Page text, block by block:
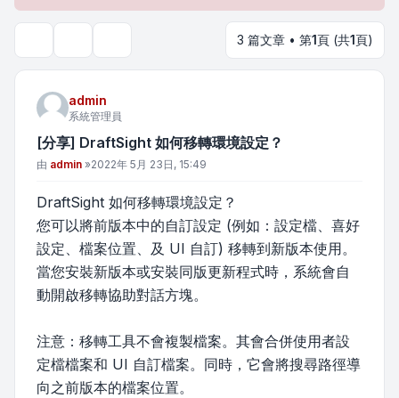
3 篇文章 • 第1頁 (共1頁)
admin
系統管理員
[分享] DraftSight 如何移轉環境設定？
文章
由 admin »2022年 5月 23日, 15:49
DraftSight 如何移轉環境設定？
您可以將前版本中的自訂設定 (例如：設定檔、喜好
設定、檔案位置、及 UI 自訂) 移轉到新版本使用。
當您安裝新版本或安裝同版更新程式時，系統會自
動開啟移轉協助對話方塊。
注意：移轉工具不會複製檔案。其會合併使用者設
定檔檔案和 UI 自訂檔案。同時，它會將搜尋路徑導
向之前版本的檔案位置。